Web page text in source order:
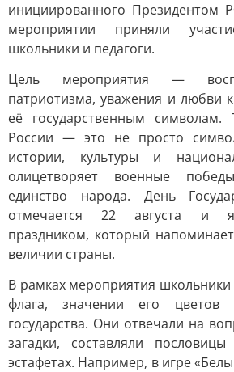
инициированного Президентом
мероприятии приняли
школьники и педагоги.
Цель мероприятия —
патриотизма, уважения и любви
её государственным символам.
России — это не просто
истории, культуры и
олицетворяет военные
единство народа. День
отмечается 22 августа и
праздником, который
величии страны.
В рамках мероприятия школьники
флага, значении его
государства. Они отвечали на
загадки, составляли
эстафетах. Например, в игре